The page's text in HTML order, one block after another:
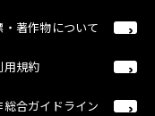
・著作物について
用規約
総合ガイドライン